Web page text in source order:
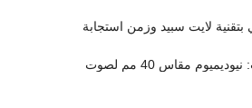
بتقنية لايت سبيد وزمن استجابة
مشغلات الصوت: نيوديميوم مقاس 40 مم لصوت